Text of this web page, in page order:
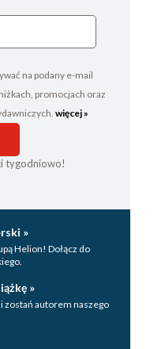
na podany e-mail
promocjach oraz
więcej »
tygodniowo!
»
Helion! Dołącz do
»
zostań autorem naszego